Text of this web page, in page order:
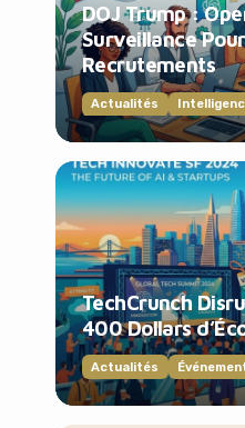
DOJ Trump :
Surveillance
Recrutements
Actualités
TechCrunch
400 Dollars
Actualités